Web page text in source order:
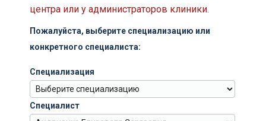
центра или у администраторов клиники.
Пожалуйста, выберите специализацию или
конкретного специалиста:
Специализация
Специалист